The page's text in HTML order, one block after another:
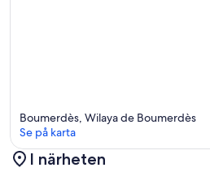
Boumerdès, Wilaya de Boumerdès
Se på karta
I närheten